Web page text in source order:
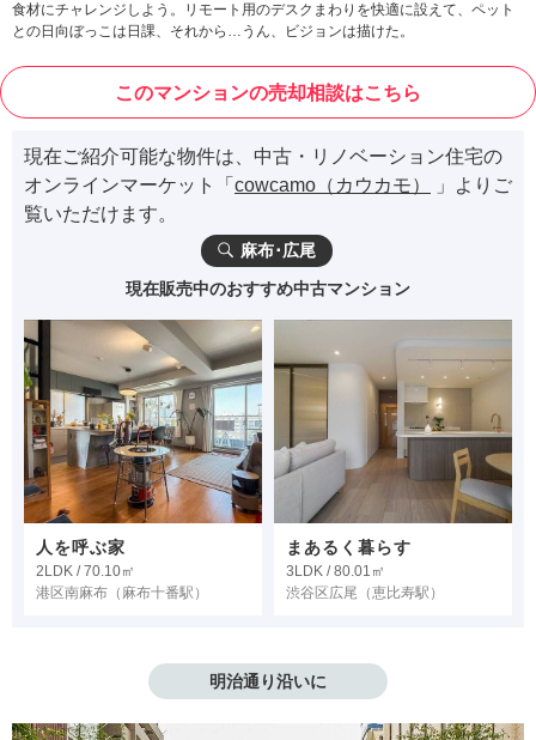
食材にチャレンジしよう。リモート用のデスクまわりを快適に設えて、ペット
との日向ぼっこは日課、それから…うん、ビジョンは描けた。
このマンションの売却相談はこちら
現在ご紹介可能な物件は、中古・リノベーション住宅の
オンラインマーケット「 cowcamo（カウカモ）
」よりご
覧いただけます。
麻布･広尾
現在販売中のおすすめ中古マンション
人を呼ぶ家
2LDK / 70.10㎡
港区南麻布 （麻布十番駅）
まあるく暮らす
3LDK / 80.01㎡
渋谷区広尾 （恵比寿駅）
明治通り沿いに